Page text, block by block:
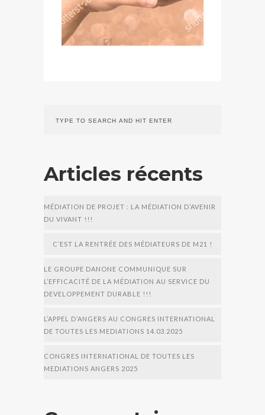
Articles récents
MÉDIATION DE PROJET : LA MÉDIATION D’AVENIR
DU VIVANT !!!
C’EST LA RENTRÉE DES MÉDIATEURS DE M21 !
LE GROUPE DANONE COMMUNIQUE SUR
L’EFFICACITÉ DE LA MÉDIATION AU SERVICE DU
DEVELOPPEMENT DURABLE !!!
L’APPEL D’ANGERS AU CONGRES INTERNATIONAL
DE TOUTES LES MEDIATIONS 14.03.2025
CONGRES INTERNATIONAL DE TOUTES LES
MEDIATIONS ANGERS 2025